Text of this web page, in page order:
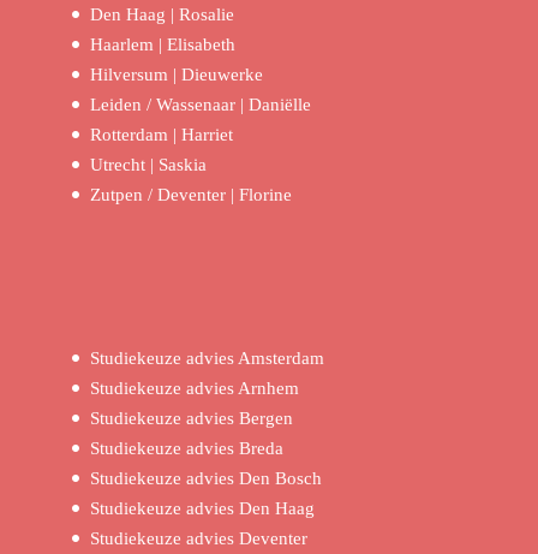
Den Haag | Rosalie
Haarlem | Elisabeth
Hilversum | Dieuwerke
Leiden / Wassenaar | Daniëlle
Rotterdam | Harriet
Utrecht | Saskia
Zutpen / Deventer | Florine
Studiekeuze advies Amsterdam
Studiekeuze advies Arnhem
Studiekeuze advies Bergen
Studiekeuze advies Breda
Studiekeuze advies Den Bosch
Studiekeuze advies Den Haag
Studiekeuze advies Deventer